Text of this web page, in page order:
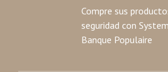
Compre sus
seguridad con
Banque Populaire